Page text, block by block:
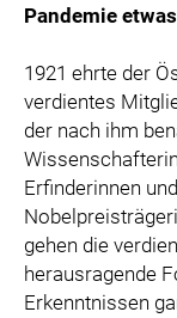
Pandemie
1921 ehrte der
verdientes
der nach ihm
Erfinderinnen
gehen die
herausragende
Erkenntnissen